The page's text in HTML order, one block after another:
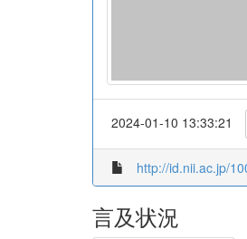
2024-01-10 13:33:21
http://id.nii.ac.jp/
言及状況